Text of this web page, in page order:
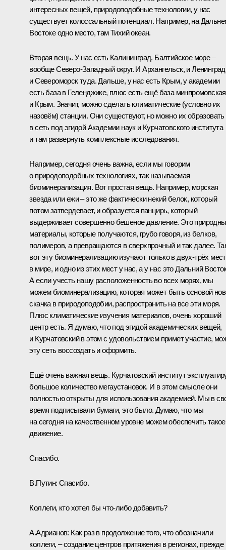
интересных вещей, природоподобные технологии, у нас
существует колоссальный потенциал. Например, на
Востоке одно место, там Тихий океан.
Вторая вещь. У нас есть Калининград. Балтийское море –
вообще Северо-Западный округ. И Архангельск, и
и Североморск туда. Дальше, у нас есть Крым, у академии
есть база в Геленджике, плюс есть ещё база минпромовская
и Крым. Значит, можно сделать климатические (условно их
назовём) станции. Они существуют, но можно их образовать
в сеть под эгидой Академии наук и Курчатовского института
и там развернуть комплексные исследования.
Например, сегодня очень важна, если мы говорим
о природоподобных технологиях, так называемая
биоминерализация. Вот простая вещь. Например, морская
звезда или ежи – это же фактически некий белок, который
потом затвердевает, и образуется панцирь, который
выдерживает совершенно бешеное давление. Это
материалы, которые получаются, грубо говоря, из белков,
полимеров, а превращаются в сверхпрочный и так далее.
вот эту биоминерализацию изучают только в двух-трёх
в мире, и одно из этих мест у нас, а у нас это Дальний
А если учесть нашу расположенность во всех морях, мы
можем биоминерализацию, которая может быть основой
скачка в природоподобии, распространить на все эти моря.
Плюс климатические изучения материалов, очень хороший
центр есть. Я думаю, что под эгидой академических вещей,
и Курчатовский в этом с удовольствием примет участие,
эту сеть воссоздать и оформить.
Ещё очень важная вещь. Курчатовский институт
большое количество мегаустановок. И в этом смысле они
полностью открыты для использования академией. Мы в
время подписывали бумаги, это было. Думаю, что мы
на сегодня на качественном уровне можем обеспечить такое
движение.
Спасибо.
В.Путин: Спасибо.
Коллеги, кто хотел бы что-либо добавить?
А.Адрианов: Как раз в продолжение того, что обозначили
коллеги, – создание центров притяжения в регионах, прежде